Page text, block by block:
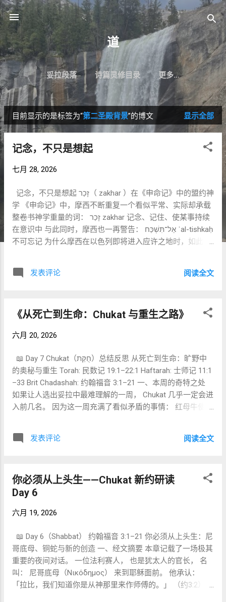
跳至主要内容
道
妥拉段落 诗篇灵修目录 更多…
博
文
目前显示的是标签为“第二圣殿背景”的博文 显示全部
记念，不只是想起
七月 28, 2026
记念，不只是想起 זָכַר（ zakhar ）在《申命记》中的盟约神
学 《申命记》中，摩西不断重复一个看似平常、实际却承载
整卷书神学重量的词： זָכַר zakhar 记念、记住、使某事持续
在意识中 与此同时，摩西也一再警告： אַל־תִּשְׁכַּח ʾal-tishkaḥ
不可忘记 为什么摩西在以色列即将进入应许之地时，如此担
而可能是自己成功以后产生的骄傲。 旷野使人知道需要神；
不只是法律制度，更是一种盟约记忆： 记得曾经是谁， 记得
为怎样的人。 一、זָכַר 到底是什么意思？ 1. 基本词义 希伯来
意 提起、述说 纪念 因所记得的事采取行动 这个词并不只是
现代心理学意义上的“从脑中找回一项资料”。 在圣经中，真
正的“记念”通常会影响当前的思想、感情与行动。BDB词典也
特别指出，这个动词经常表示：过去之事被重新带入当下，
并影响现在的回应。 זָכַר词义资料 因此，圣经所说的记念可
活。 2. 《申命记》中的重要词形 וְזָכַרְתָּ — ve-zakharta “你要
的命令形式，例如： זְכֹר אַל־תִּשְׁכַּח zekhor, ʾal-tishkaḥ “你要
记住，不可忘记！” ——申命记9:7 זָכֹר תִּזְכֹּר — zakhor tizkor
申命记7:18使用同一字根的强调结构： זָכֹר תִּזְכֹּר אֵת
事。” 这是“动词不定式绝...
发表评论 阅读全文
《从死亡到生命：Chukat 与重生之路》
六月 20, 2026
📖 Day 7 Chukat（חֻקַּת）总结反思 从死亡到生命：旷野中
的奥秘与重生 Torah: 民数记 19:1–22:1 Haftarah: 士师记 11:1
–33 Brit Chadashah: 约翰福音 3:1–21 一、本周的奇特之处
如果让人选出妥拉中最难理解的一周， Chukat 几乎一定会进
入前几名。 因为这一周充满了看似矛盾的事情： 红母牛使污
之地资格 铜蛇带来医治，但后来成为偶像 被弃绝的耶弗他成
为拯救者 德高望重的尼哥底母却必须重新出生 似乎每个故事
(Chukat) 来自： זֹאת חֻקַּת הַתּוֹרָה 「这是妥拉的律例。」 （民
19:2） חֹק / חֻקָּה 与： מִשְׁפָּט (判例) חָכְמָה (智慧) 不同。 它强
例是所有律例中最难解释的一条。 有趣的是， 约翰福音3章
呢？」 红母牛与重生， 都迫使人承认： 神并不总按我们的
逻辑工作。 三、本周最重要的主题 死亡 整个 Torah 部分被
死亡包围。 Day 1 红母牛 ↓ 处理死亡污染 Day 2 米利暗去世
↓ 摩西失败 Day 3 亚伦去世 ↓ 火蛇咬人 即使 Day 4 的得胜故
事， 也建立在过去四十年的死亡之上。 死亡似乎无处不在。
发表评论 阅读全文
你必须从上头生——Chukat 新约研读
Day 6
六月 19, 2026
📖 Day 6（Shabbat） 约翰福音 3:1–21 你必须从上头生：尼
哥底母、铜蛇与新的创造 一、经文摘要 本章记载了一场极其
重要的夜间对话。 一位法利赛人， 也是犹太人的官长， 名
叫： 尼哥底母（Νικόδημος） 来到耶稣面前。 他承认：
「拉比，我们知道你是从神那里来作师傅的。」 （约3:2）